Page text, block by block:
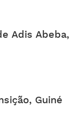
Adis Abeba,
Guiné